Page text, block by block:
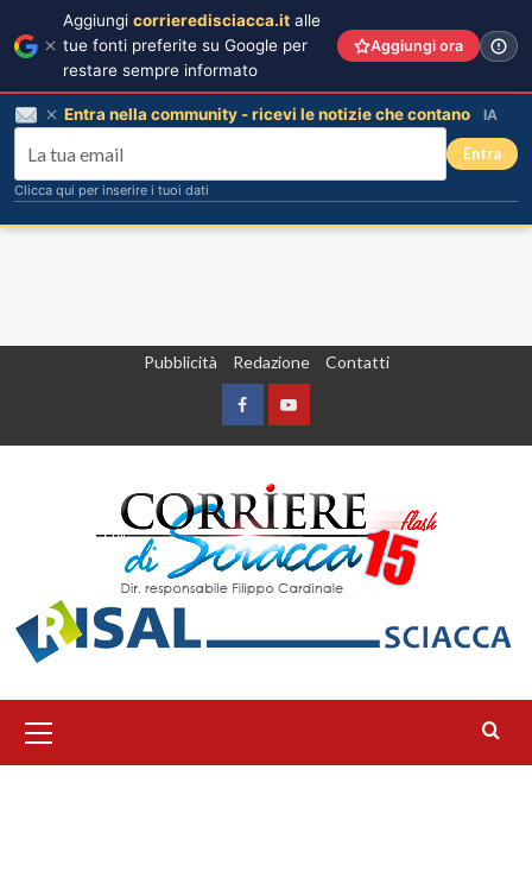
Pubblicità Redazione Contatti
FacebookYountube
principale
Aggiungi corrieredisciacca.it alle
tue fonti preferite su Google per
restare sempre informato
Aggiungi ora
Entra nella community - ricevi le notizie che contano IA
Entra
Clicca qui per inserire i tuoi dati